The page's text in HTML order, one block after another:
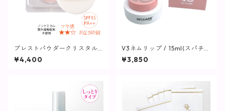
プレストパウダークリスタル
(リフィル)10g(パフ付き)【ヴ
ィプランツ】
¥4,400
V3ネムリップ / 15ml(スパチュ
ラ付)【SPICARE】
¥3,850